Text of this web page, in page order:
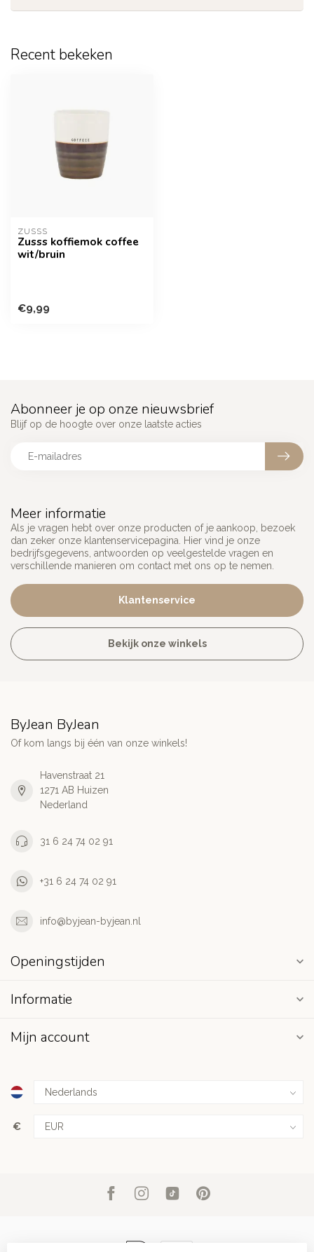
Recent bekeken
ZUSSS
Zusss koffiemok coffee
wit/bruin
€9,99
Meer informatie
Als je vragen hebt over onze producten of je aankoop, bezoek
dan zeker onze klantenservicepagina. Hier vind je onze
bedrijfsgegevens, antwoorden op veelgestelde vragen en
verschillende manieren om contact met ons op te nemen.
Klantenservice
Bekijk onze winkels
Abonneer je op onze nieuwsbrief
Blijf op de hoogte over onze laatste acties
ByJean ByJean
Of kom langs bij één van onze winkels!
Havenstraat 21
1271 AB Huizen
Nederland
31 6 24 74 02 91
+31 6 24 74 02 91
info@byjean-byjean.nl
Openingstijden
Informatie
Mijn account
€